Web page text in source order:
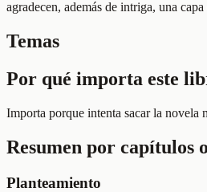
agradecen, además de intriga, una
Temas
Por qué importa este
Importa porque intenta sacar la novela
Resumen por capítulos
Planteamiento